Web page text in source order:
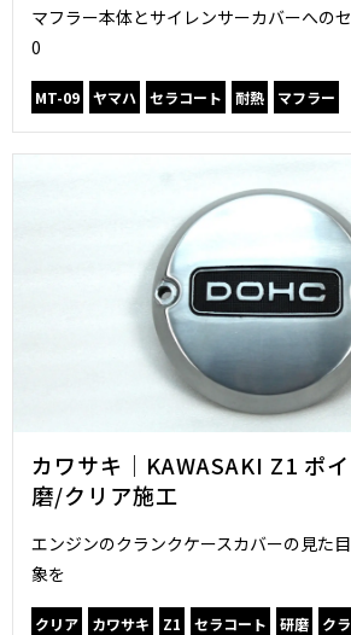
マフラー本体とサイレンサーカバーへの
0
MT-09 ヤマハ セラコート 耐熱 マフラー
カワサキ｜KAWASAKI Z1 ポ
磨/クリア施工
エンジンのクランクケースカバーの見た
象を
クリア カワサキ Z1 セラコート 研磨 ク